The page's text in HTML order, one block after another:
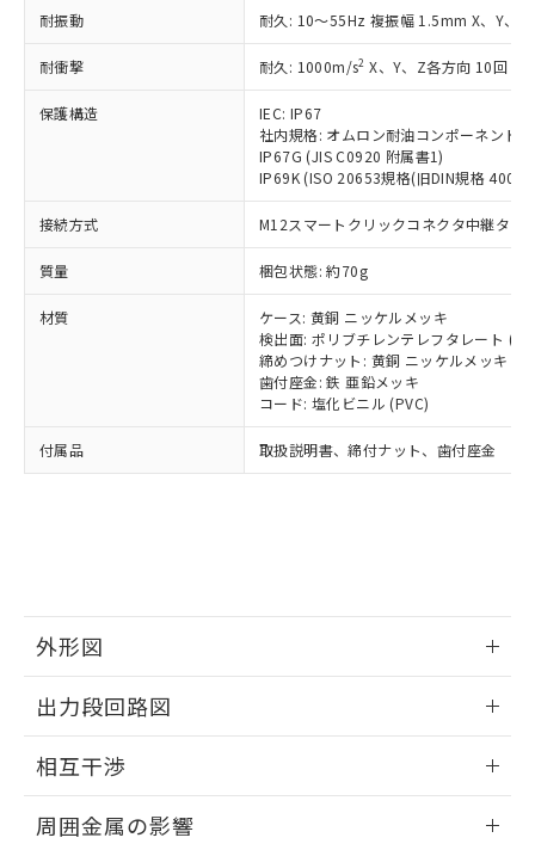
耐振動 耐久: 10～55Hz 複振幅 1.5mm X、Y、Z
耐衝撃 耐久: 1000m/s2 X、Y、Z各方向 10回
保護構造
IEC: IP67
社内規格: オムロン耐油コンポーネント
IP67G (JIS C0920 附属書1)
IP69K (ISO 20653規格(旧DIN規格
接続方式 M12スマートクリックコネクタ中継タイ
質量 梱包状態: 約70g
材質
ケース: 黄銅 ニッケルメッキ
検出面: ポリブチレンテレフタレート
締めつけナット: 黄銅 ニッケルメッキ
歯付座金: 鉄 亜鉛メッキ
コード: 塩化ビニル (PVC)
付属品 取扱説明書、締付ナット、歯付座金
外形図
外形図
出力段回路図
出力段回路図
相互干渉
周囲金属の影響
記載している更新日時点での社内デー
タに基づき作成されるものであり、閲
覧された時点での実際の在庫および標
準価格とは異なる場合があることをご
了承ください。
正式な納期状況および標準価格はお客
様のお取引先、またはお客様担当のオ
ムロン制御機器販売店・当社販売員に
ご相談ください。
オムロン制御機器販売店や当社販売拠
販売ネットワーク
」をご確認
在庫状況および標準価格結果を当社の
事前の承諾なく第三者に漏洩または開
示しないようお願いします。
マイパーツ機能（部品リスト作成サー
ビス）をご利用いただくには、I-Web
メンバーズにご登録されている必要が
あります。
をご了承ください。
の共同利用に関して"
の「1.共同利
用者の範囲」に記載されている法人を
指します。
六価クロム(Cr(Ⅵ)) 1000ppm以下、ポリ臭化ビフェニル
類(PBB) 1000ppm以下、ポリ臭化ジフェニルエーテル類
(PBDE) 1000ppm以下、フタル酸ビス(2-エチルヘキシ
ル) (DEHP)(別名：DOP) 1000ppm以下、フタル酸ブチ
ルベンジル（BBP） 1000ppm以下、フタル酸ジブチル
（DBP） 1000ppm以下、フタル酸ジイソブチル
適用除外項目は除く。
フタル酸エステル類の４物質については閾値を超える意
図的な使用がないことを確認しています。
部品在庫の切り替え状況などにより、予定
月が前後することがあります。
EU RoHS指令（10物質）の非含有証明書
51物質の非含有証明書（当社基準）
るもので、過去に遡って非含有を証明する
ものではありません。
また、RoHS指令のフタル酸エステル類４
物質の対応では、対応完了までの期間は出
荷製品に未対応品が混在することから備考
欄に対応日を記載しておりました。
*中国RoHS10物質の基準値 (GB/T26572)：
Pb(鉛) :1000ppm、 Hg(水銀) : 1000ppm、 Cd(カドミウ
Cr(Ⅵ)(六価クロム) : 1000ppm、 PBBs(ポリ臭化ビフェ
ニル類) : 1000ppm、 PBDEs(ポリ臭化ジフェニルエーテ
DBP(フタル酸ジブチル) : 1000ppm、 DIBP(フタル酸ジ
イソブチル) : 1000ppm、 BBP(フタル酸ブチルベンジ
DEHP(フタル酸ビス(2-エチルヘキシル)) : 1000ppm
※2 環境保護使用期限
「ｅ」：有害物質（10物質）のすべてが基
準値以下であることを示します。
「10」：通常の使用状況下において有害物
質が外部に漏えいし、環境に深刻な影響を
及ぼさない年数を意味します。
「－」：未確認です。当社販売部門へお問
（以下｢規制貨物等」という）を輸出
または国外への提供する場合は、日本
国政府の輸出許可(または役務取引許
可)を取得するなどの必要な手続きを
当社は規制貨物を破棄する場合は、完
全に破砕するなど、違法に輸出されな
いよう必要な手段を講じます。
当社は貴社製品を、核兵器、ミサイ
武器並びにこれらの製造装置等に一切
使用いたしません。
当社は、貴社製品を第三者に販売する
場合は、上記1、2および3の内容を当
該第三者に通知します。また当社は、
販売先および販売に係わる関係者が違
法に輸出するおそれがある場合は、取
り引きをいたしません。
一定数以上の在庫あり
一定数には満たないが在庫あり
在庫なし(最新の在庫状況につ
いては、お客様のお取引先、ま
たはお客様担当のオムロン制御
機器販売店・当社販売員にご確
認ください)
受注生産機種、また在庫状況の
情報を公開していない機種